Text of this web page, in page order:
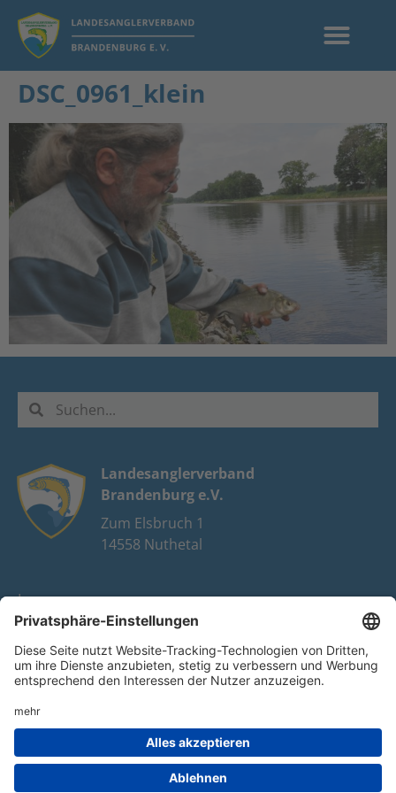
DSC_0961_klein
Landesanglerverband
Brandenburg e.V.
Zum Elsbruch 1
14558 Nuthetal
Impressum
Datenschutz
FAQ